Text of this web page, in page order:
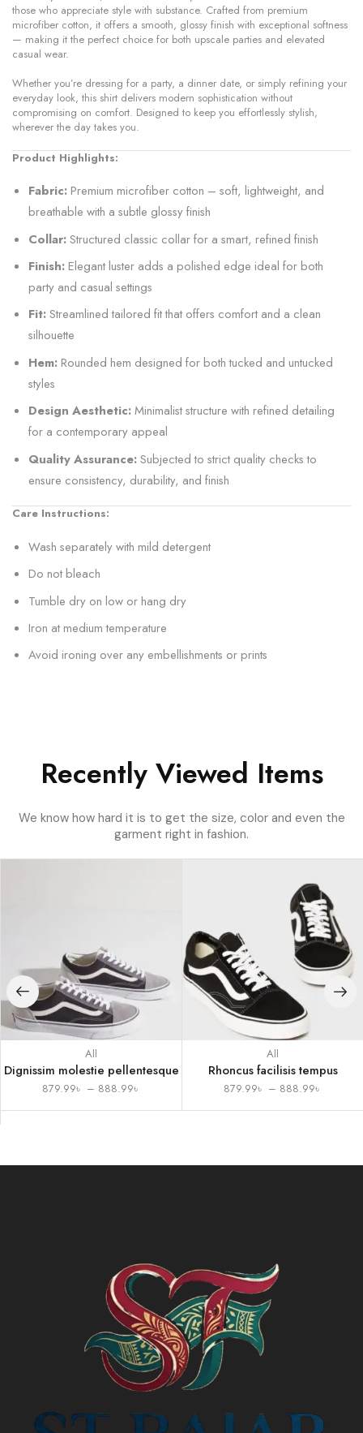
those who appreciate style with substance. Crafted from premium
microfiber cotton, it offers a smooth, glossy finish with exceptional softness
— making it the perfect choice for both upscale parties and elevated
casual wear.
Whether you’re dressing for a party, a dinner date, or simply refining your
everyday look, this shirt delivers modern sophistication without
compromising on comfort. Designed to keep you effortlessly stylish,
wherever the day takes you.
Product Highlights:
Fabric: Premium microfiber cotton – soft, lightweight, and
breathable with a subtle glossy finish
Collar:Structured classic collar for a smart, refined finish
Finish: Elegant luster adds a polished edge ideal for both
party and casual settings
Fit:Streamlined tailored fit that offers comfort and a clean
silhouette
Hem: Rounded hem designed for both tucked and untucked
styles
Design Aesthetic:Minimalist structure with refined detailing
for a contemporary appeal
Quality Assurance:Subjected to strict quality checks to
ensure consistency, durability, and finish
Care Instructions:
Wash separately with mild detergent
Do not bleach
Tumble dry on low or hang dry
Iron at medium temperature
Avoid ironing over any embellishments or prints
Recently Viewed Items
We know how hard it is to get the size, color and even the
garment right in fashion.
All
Dignissim molestie pellentesque
879.99৳ – 888.99৳
All
Rhoncus facilisis tempus
879.99৳ – 888.99৳